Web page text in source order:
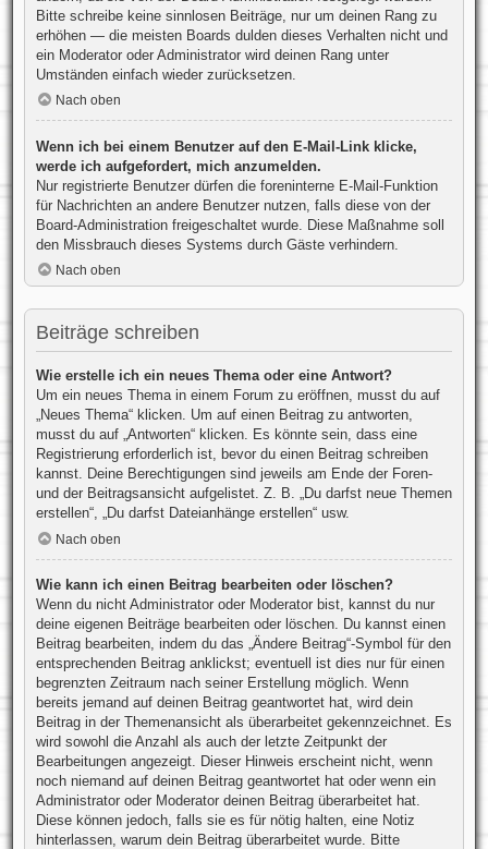
Bitte schreibe keine sinnlosen Beiträge, nur um deinen Rang zu
erhöhen — die meisten Boards dulden dieses Verhalten nicht und
ein Moderator oder Administrator wird deinen Rang unter
Umständen einfach wieder zurücksetzen.
Nach oben
Wenn ich bei einem Benutzer auf den E-Mail-Link klicke,
werde ich aufgefordert, mich anzumelden.
Nur registrierte Benutzer dürfen die foreninterne E-Mail-Funktion
für Nachrichten an andere Benutzer nutzen, falls diese von der
Board-Administration freigeschaltet wurde. Diese Maßnahme soll
den Missbrauch dieses Systems durch Gäste verhindern.
Nach oben
Beiträge schreiben
Wie erstelle ich ein neues Thema oder eine Antwort?
Um ein neues Thema in einem Forum zu eröffnen, musst du auf
„Neues Thema“ klicken. Um auf einen Beitrag zu antworten,
musst du auf „Antworten“ klicken. Es könnte sein, dass eine
Registrierung erforderlich ist, bevor du einen Beitrag schreiben
kannst. Deine Berechtigungen sind jeweils am Ende der Foren-
und der Beitragsansicht aufgelistet. Z. B. „Du darfst neue Themen
erstellen“, „Du darfst Dateianhänge erstellen“ usw.
Nach oben
Wie kann ich einen Beitrag bearbeiten oder löschen?
Wenn du nicht Administrator oder Moderator bist, kannst du nur
deine eigenen Beiträge bearbeiten oder löschen. Du kannst einen
Beitrag bearbeiten, indem du das „Ändere Beitrag“-Symbol für den
entsprechenden Beitrag anklickst; eventuell ist dies nur für einen
begrenzten Zeitraum nach seiner Erstellung möglich. Wenn
bereits jemand auf deinen Beitrag geantwortet hat, wird dein
Beitrag in der Themenansicht als überarbeitet gekennzeichnet. Es
wird sowohl die Anzahl als auch der letzte Zeitpunkt der
Bearbeitungen angezeigt. Dieser Hinweis erscheint nicht, wenn
noch niemand auf deinen Beitrag geantwortet hat oder wenn ein
Administrator oder Moderator deinen Beitrag überarbeitet hat.
Diese können jedoch, falls sie es für nötig halten, eine Notiz
hinterlassen, warum dein Beitrag überarbeitet wurde. Bitte